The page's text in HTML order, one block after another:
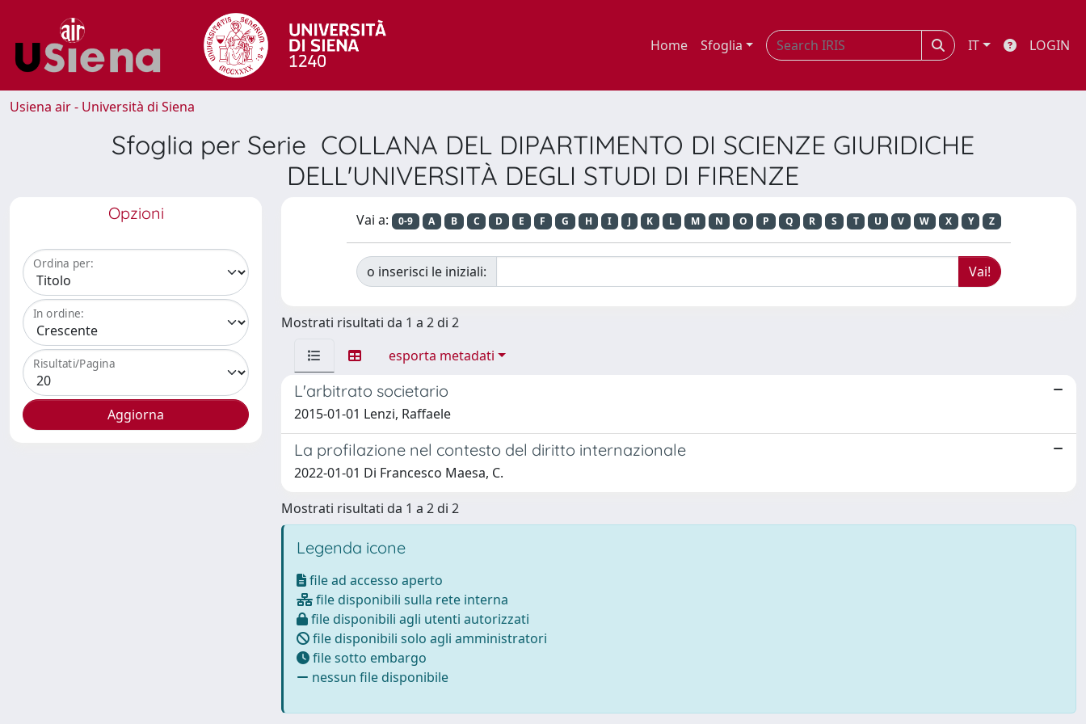
Home Sfoglia IT LOGIN
Usiena air - Università di Siena
Sfoglia per Serie COLLANA DEL DIPARTIMENTO DI SCIENZE GIURIDICHE
DELL'UNIVERSITÀ DEGLI STUDI DI FIRENZE
Opzioni
Ordina per:
In ordine:
Risultati/Pagina
Vai a: 0-9 A B C D E F G H I J K L M N O P Q R S T U V W X Y Z
o inserisci le iniziali:
Mostrati risultati da 1 a 2 di 2
esporta metadati
L'arbitrato societario
2015-01-01 Lenzi, Raffaele
La profilazione nel contesto del diritto internazionale
2022-01-01 Di Francesco Maesa, C.
Mostrati risultati da 1 a 2 di 2
Legenda icone
file ad accesso aperto
file disponibili sulla rete interna
file disponibili agli utenti autorizzati
file disponibili solo agli amministratori
file sotto embargo
nessun file disponibile